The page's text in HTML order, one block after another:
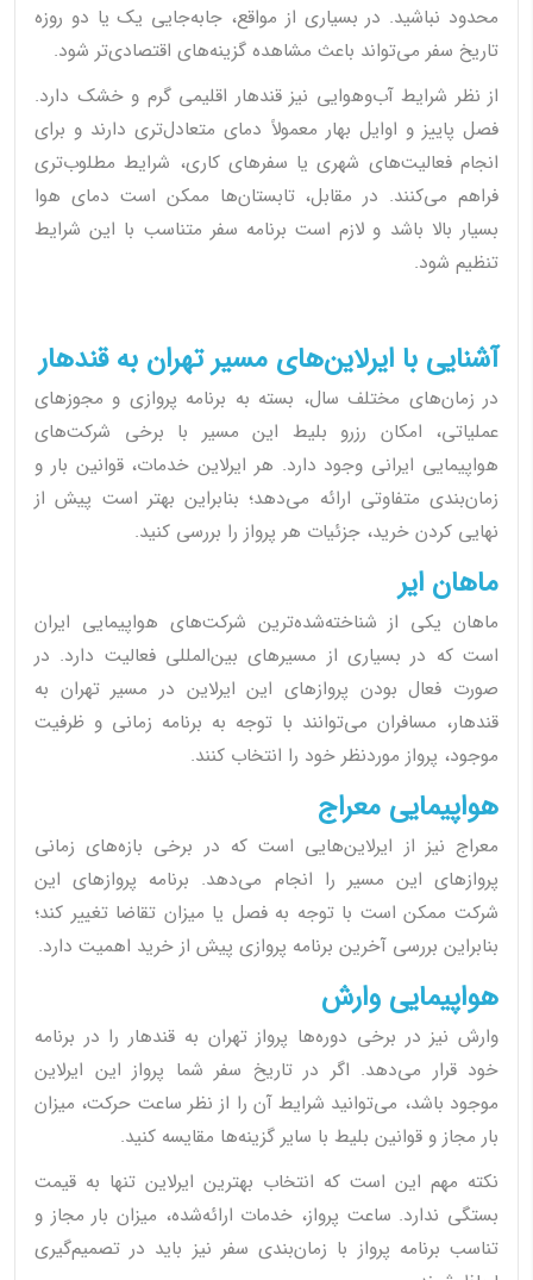
محدود نباشید. در بسیاری از مواقع، جابه‌جایی یک یا دو روزه
تاریخ سفر می‌تواند باعث مشاهده گزینه‌های اقتصادی‌تر شود.
از نظر شرایط آب‌وهوایی نیز قندهار اقلیمی گرم و خشک دارد.
فصل پاییز و اوایل بهار معمولاً دمای متعادل‌تری دارند و برای
انجام فعالیت‌های شهری یا سفرهای کاری، شرایط مطلوب‌تری
فراهم می‌کنند. در مقابل، تابستان‌ها ممکن است دمای هوا
بسیار بالا باشد و لازم است برنامه سفر متناسب با این شرایط
تنظیم شود.
آشنایی با ایرلاین‌های مسیر تهران به قندهار
در زمان‌های مختلف سال، بسته به برنامه پروازی و مجوزهای
عملیاتی، امکان رزرو بلیط این مسیر با برخی شرکت‌های
هواپیمایی ایرانی وجود دارد. هر ایرلاین خدمات، قوانین بار و
زمان‌بندی متفاوتی ارائه می‌دهد؛ بنابراین بهتر است پیش از
نهایی کردن خرید، جزئیات هر پرواز را بررسی کنید.
ماهان ایر
ماهان یکی از شناخته‌شده‌ترین شرکت‌های هواپیمایی ایران
است که در بسیاری از مسیرهای بین‌المللی فعالیت دارد. در
صورت فعال بودن پروازهای این ایرلاین در مسیر تهران به
قندهار، مسافران می‌توانند با توجه به برنامه زمانی و ظرفیت
موجود، پرواز موردنظر خود را انتخاب کنند.
هواپیمایی معراج
معراج نیز از ایرلاین‌هایی است که در برخی بازه‌های زمانی
پروازهای این مسیر را انجام می‌دهد. برنامه پروازهای این
شرکت ممکن است با توجه به فصل یا میزان تقاضا تغییر کند؛
بنابراین بررسی آخرین برنامه پروازی پیش از خرید اهمیت دارد.
هواپیمایی وارش
وارش نیز در برخی دوره‌ها پرواز تهران به قندهار را در برنامه
خود قرار می‌دهد. اگر در تاریخ سفر شما پرواز این ایرلاین
موجود باشد، می‌توانید شرایط آن را از نظر ساعت حرکت، میزان
بار مجاز و قوانین بلیط با سایر گزینه‌ها مقایسه کنید.
نکته مهم این است که انتخاب بهترین ایرلاین تنها به قیمت
بستگی ندارد. ساعت پرواز، خدمات ارائه‌شده، میزان بار مجاز و
تناسب برنامه پرواز با زمان‌بندی سفر نیز باید در تصمیم‌گیری